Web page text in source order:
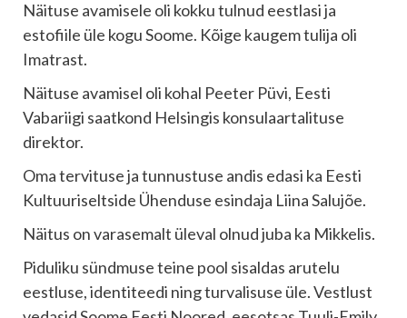
Näituse avamisele oli kokku tulnud eestlasi ja
estofiile üle kogu Soome. Kõige kaugem tulija oli
Imatrast.
Näituse avamisel oli kohal Peeter Püvi, Eesti
Vabariigi saatkond Helsingis konsulaartalituse
direktor.
Oma tervituse ja tunnustuse andis edasi ka Eesti
Kultuuriseltside Ühenduse esindaja Liina Salujõe.
Näitus on varasemalt üleval olnud juba ka Mikkelis.
Piduliku sündmuse teine pool sisaldas arutelu
eestluse, identiteedi ning turvalisuse üle. Vestlust